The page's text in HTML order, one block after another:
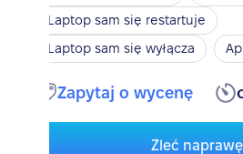
Laptop sam się restartuje
Laptop sam się wyłącza
Zapytaj o wycenę
Zleć naprawę